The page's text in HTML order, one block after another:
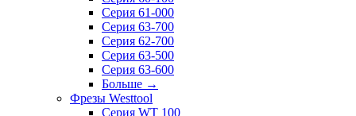
Серия 61-000
Серия 63-700
Серия 62-700
Серия 63-500
Серия 63-600
Больше →
Фрезы Westtool
Серия WT 100